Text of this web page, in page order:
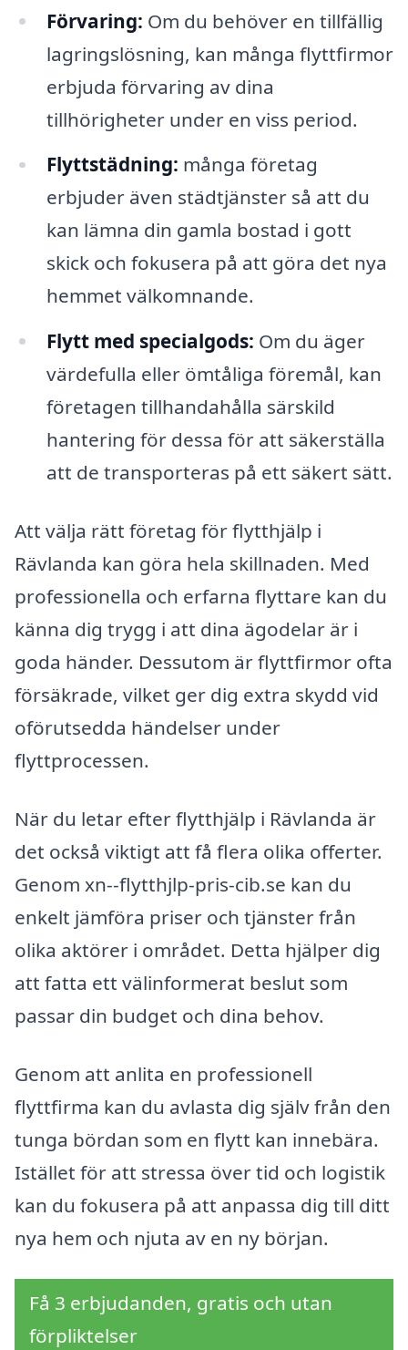
Förvaring: Om du behöver en tillfällig
lagringslösning, kan många flyttfirmor
erbjuda förvaring av dina
tillhörigheter under en viss period.
Flyttstädning: många företag
erbjuder även städtjänster så att du
kan lämna din gamla bostad i gott
skick och fokusera på att göra det nya
hemmet välkomnande.
Flytt med specialgods: Om du äger
värdefulla eller ömtåliga föremål, kan
företagen tillhandahålla särskild
hantering för dessa för att säkerställa
att de transporteras på ett säkert sätt.
Att välja rätt företag för flytthjälp i
Rävlanda kan göra hela skillnaden. Med
professionella och erfarna flyttare kan du
känna dig trygg i att dina ägodelar är i
goda händer. Dessutom är flyttfirmor ofta
försäkrade, vilket ger dig extra skydd vid
oförutsedda händelser under
flyttprocessen.
När du letar efter flytthjälp i Rävlanda är
det också viktigt att få flera olika offerter.
Genom xn--flytthjlp-pris-cib.se kan du
enkelt jämföra priser och tjänster från
olika aktörer i området. Detta hjälper dig
att fatta ett välinformerat beslut som
passar din budget och dina behov.
Genom att anlita en professionell
flyttfirma kan du avlasta dig själv från den
tunga bördan som en flytt kan innebära.
Istället för att stressa över tid och logistik
kan du fokusera på att anpassa dig till ditt
nya hem och njuta av en ny början.
Få 3 erbjudanden, gratis och utan
förpliktelser